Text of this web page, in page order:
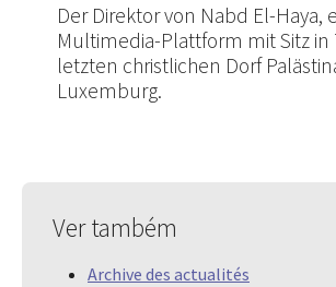
Der Direktor von Nabd El-Haya,
Multimedia-Plattform mit Sitz in
letzten christlichen Dorf
Luxemburg.
Ver também
Archive des actualités